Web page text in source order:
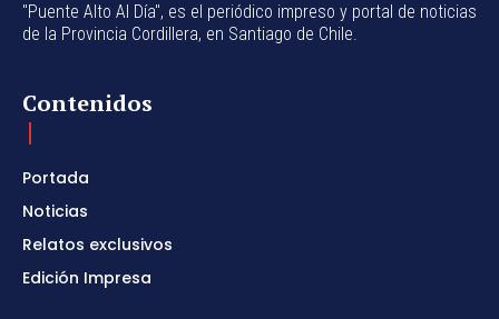
"Puente Alto Al Día", es el periódico impreso y portal de noticias
de la Provincia Cordillera, en Santiago de Chile.
Contenidos
Portada
Noticias
Relatos exclusivos
Edición Impresa